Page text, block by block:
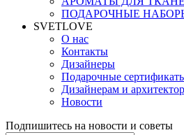
ПОДАРОЧНЫЕ
SVETLOVE
О нас
Контакты
Дизайнеры
Подарочные
Дизайнерам и
Новости
Подпишитесь на новости и советы